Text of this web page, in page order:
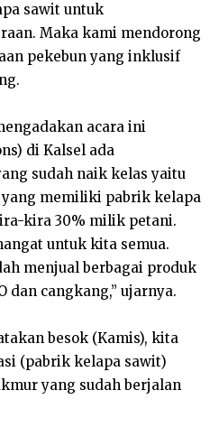
sawit untuk
Maka kami mendorong
pekebun yang inklusif
acara ini
di Kalsel ada
sudah naik kelas yaitu
memiliki pabrik kelapa
kira 30% milik petani.
untuk kita semua.
menjual berbagai produk
dan cangkang,” ujarnya.
besok (Kamis), kita
(pabrik kelapa sawit)
yang sudah berjalan